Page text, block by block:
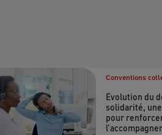
Conventions
Évolution du
solidarité,
pour